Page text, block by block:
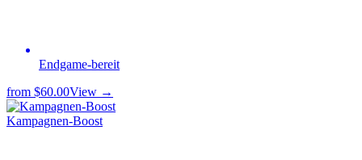
Endgame-bereit
from $60.00View →
Kampagnen-Boost